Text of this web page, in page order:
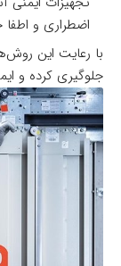
اضطراری و
با رعایت این
جلوگیری کرده و